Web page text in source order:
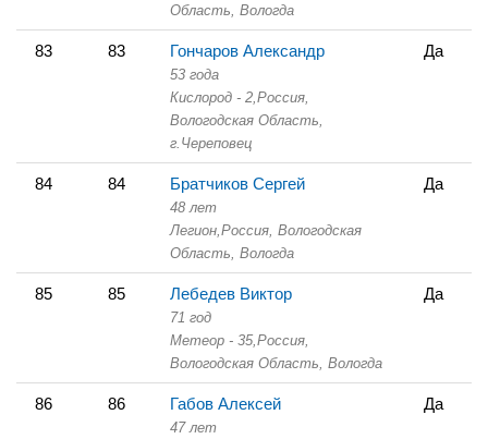
Область, Вологда
83 83 Гончаров Александр
53 года
Кислород - 2, Россия,
Вологодская Область,
г.Череповец
Да
84 84 Братчиков Сергей
48 лет
Легион, Россия, Вологодская
Область, Вологда
Да
85 85 Лебедев Виктор
71 год
Метеор - 35, Россия,
Вологодская Область, Вологда
Да
86 86 Габов Алексей
47 лет
Да